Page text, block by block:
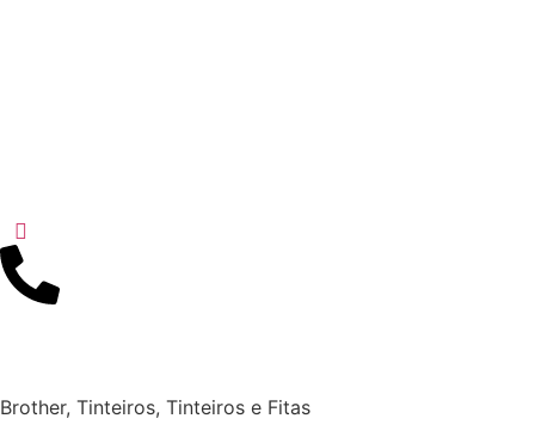
Brother, Tinteiros, Tinteiros e Fitas